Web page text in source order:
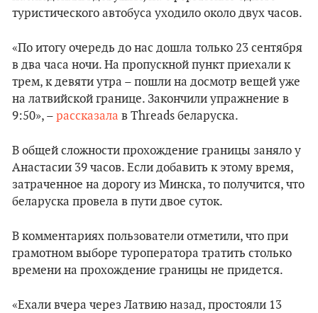
туристического автобуса уходило около двух часов.
«По итогу очередь до нас дошла только 23 сентября
в два часа ночи. На пропускной пункт приехали к
трем, к девяти утра – пошли на досмотр вещей уже
на латвийской границе. Закончили упражнение в
9:50», – рассказала в Threads беларуска.
В общей сложности прохождение границы заняло у
Анастасии 39 часов. Если добавить к этому время,
затраченное на дорогу из Минска, то получится, что
беларуска провела в пути двое суток.
В комментариях пользователи отметили, что при
грамотном выборе туроператора тратить столько
времени на прохождение границы не придется.
«Ехали вчера через Латвию назад, простояли 13